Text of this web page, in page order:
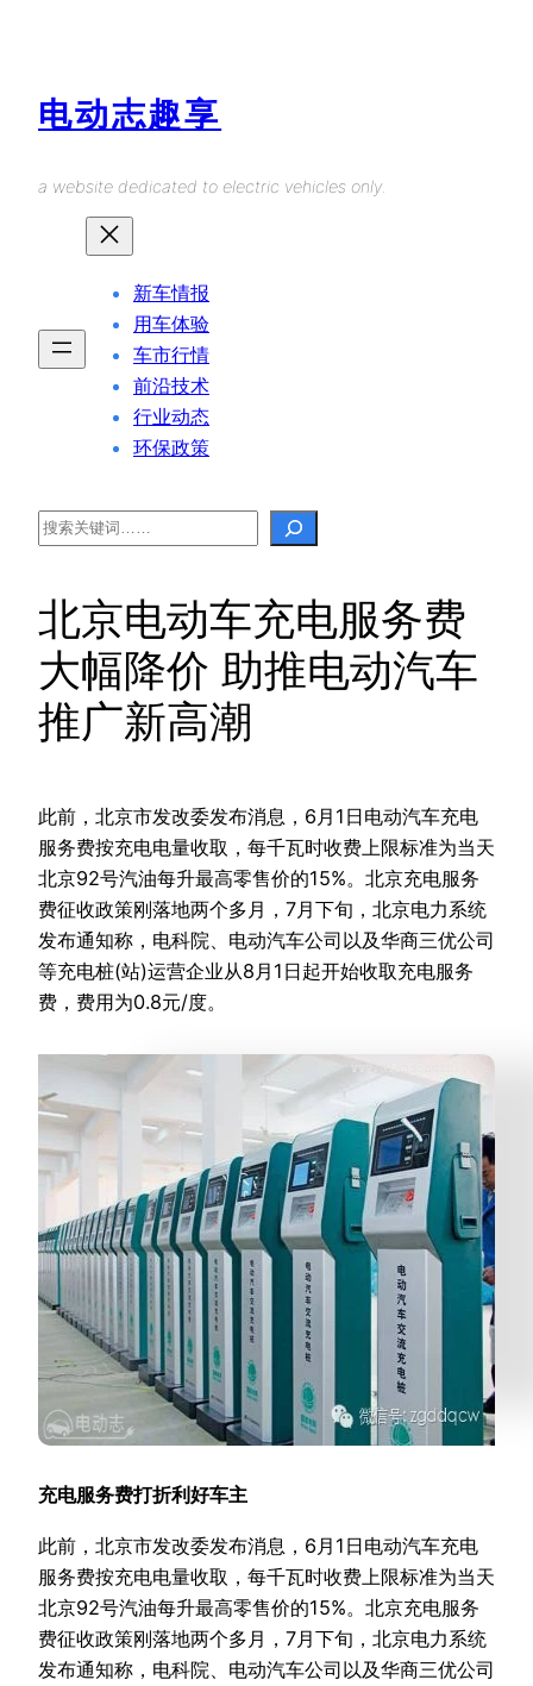
电动志趣享
a website dedicated to electric vehicles only.
新车情报
用车体验
车市行情
前沿技术
行业动态
环保政策
Search
北京电动车充电服务费
大幅降价 助推电动汽车
推广新高潮
此前，北京市发改委发布消息，6月1日电动汽车充电
服务费按充电电量收取，每千瓦时收费上限标准为当天
北京92号汽油每升最高零售价的15%。北京充电服务
费征收政策刚落地两个多月，7月下旬，北京电力系统
发布通知称，电科院、电动汽车公司以及华商三优公司
等充电桩(站)运营企业从8月1日起开始收取充电服务
费，费用为0.8元/度。
充电服务费打折利好车主
此前，北京市发改委发布消息，6月1日电动汽车充电
服务费按充电电量收取，每千瓦时收费上限标准为当天
北京92号汽油每升最高零售价的15%。北京充电服务
费征收政策刚落地两个多月，7月下旬，北京电力系统
发布通知称，电科院、电动汽车公司以及华商三优公司